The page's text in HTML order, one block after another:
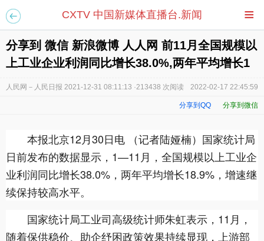
≡
CXTV 中国新媒体直播台.新闻
分享到 微信 新浪微博 人人网 前11月全国规模以
上工业企业利润同比增长38.0%,两年平均增长1
人民网－人民日报 2021-12-31 08:11:13 ·213438 次阅读 2022-02-17 22:45:59
分享到QQ 分享到微信
本报北京12月30日电 （记者陆娅楠）国家统计局
日前发布的数据显示，1—11月，全国规模以上工业企
业利润同比增长38.0%，两年平均增长18.9%，增速继
续保持较高水平。
国家统计局工业司高级统计师朱虹表示，11月，
随着保供稳价、助企纾困政策效果持续显现，上游部